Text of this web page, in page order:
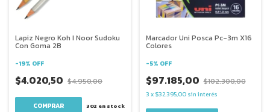
Lapiz Negro Koh I Noor Sudoku
Con Goma 2B
-19% OFF
$4.020,50 $4.950,00
302 en stock
Marcador Uni Posca Pc-3m X16
Colores
-5% OFF
$97.185,00 $102.300,00
3 x $32.395,00 sin interés